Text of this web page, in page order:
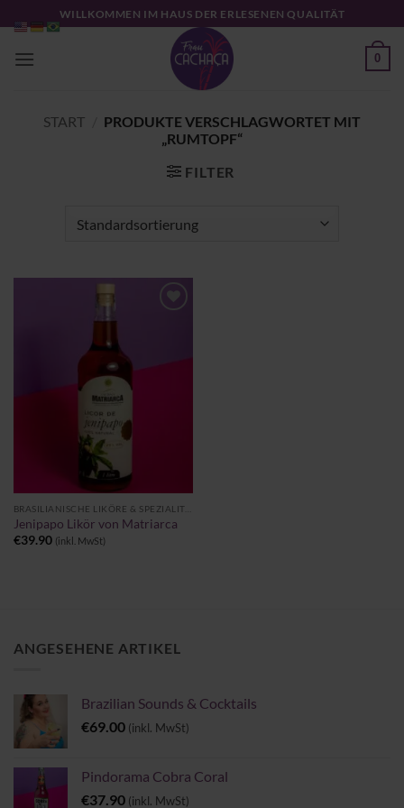
Inhalt
springen
WILLKOMMEN IM HAUS DER ERLESENEN QUALITÄT
0
START
PRODUKTE VERSCHLAGWORTET MIT
„RUMTOPF“
FILTER
Jenipapo Likör von Matriarca
€39.90 (inkl. MwSt)
ANGESEHENE ARTIKEL
Brazilian Sounds & Cocktails
€69.00 (inkl. MwSt)
Pindorama Cobra Coral
€37.90 (inkl. MwSt)